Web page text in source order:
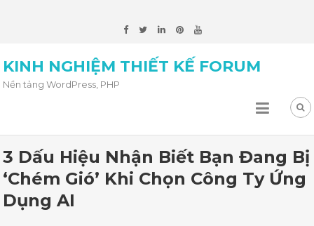
KINH NGHIỆM THIẾT KẾ FORUM
Nền tảng WordPress, PHP
3 Dấu Hiệu Nhận Biết Bạn Đang Bị
‘chém Gió’ Khi Chọn Công Ty Ứng
Dụng AI